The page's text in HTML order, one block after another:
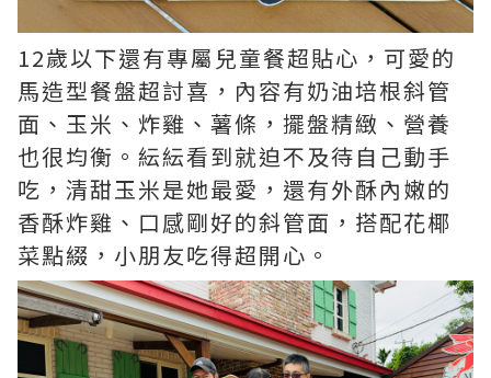
12歲以下還有專屬兒童餐超貼心，可愛的
馬造型餐盤超討喜，內容有奶油培根斜管
面、玉米、炸雞、薯條，擺盤精緻、營養
也很均衡。紜紜看到就迫不及待自己動手
吃，清甜玉米是她最愛，還有外酥內嫩的
香酥炸雞、口感剛好的斜管面，搭配花椰
菜點綴，小朋友吃得超開心。